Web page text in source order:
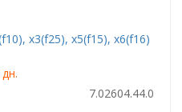
x3(f25), x5(f15), x6(f16)
7.02604.44.0